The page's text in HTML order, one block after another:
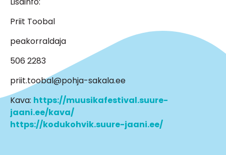
Priit Toobal
peakorraldaja
506 2283
priit.toobal@pohja-sakala.ee
Kava: https://muusikafestival.suure-
jaani.ee/kava/
https://kodukohvik.suure-jaani.ee/